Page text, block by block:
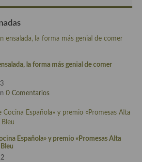
la forma más genial de comer
0 Comentarios
Española» y premio «Promesas Alta